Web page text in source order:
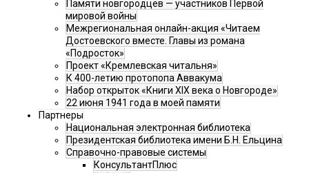
Памяти новгородцев — участников Первой
мировой войны
Межрегиональная онлайн-акция «Читаем
Достоевского вместе. Главы из романа
«Подросток»
Проект «Кремлевская читальня»
К 400-летию протопопа Аввакума
Набор открыток «Книги XIX века о Новгороде»
22 июня 1941 года в моей памяти
Партнеры
Национальная электронная библиотека
Президентская библиотека имени Б.Н. Ельцина
Справочно-правовые системы
КонсультантПлюс